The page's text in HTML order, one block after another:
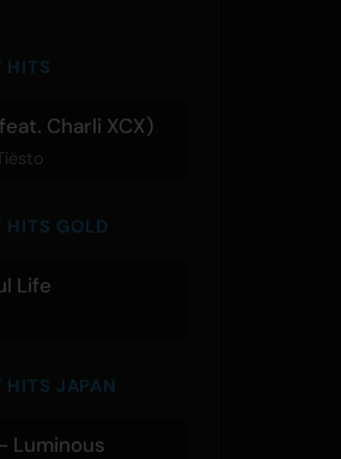
HITS
Charli XCX)
HITS GOLD
Life
HITS JAPAN
Luminous